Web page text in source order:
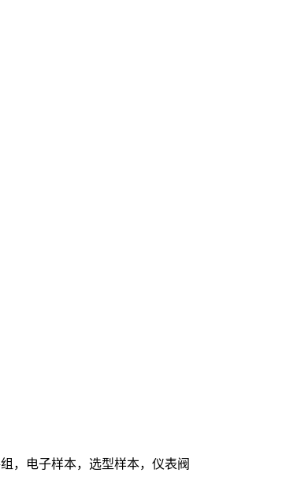
，电子样本，选型样本，仪表阀